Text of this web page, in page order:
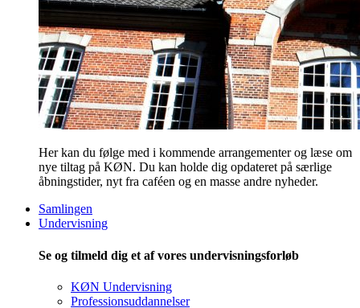
Her kan du følge med i kommende arrangementer og læse om
nye tiltag på KØN. Du kan holde dig opdateret på særlige
åbningstider, nyt fra caféen og en masse andre nyheder.
Samlingen
Undervisning
Se og tilmeld dig et af vores undervisningsforløb
KØN Undervisning
Professionsuddannelser